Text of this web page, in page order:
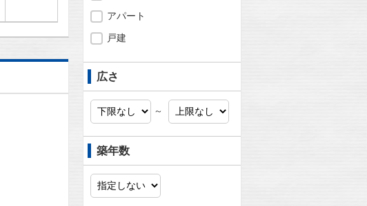
アパート
戸建
広さ
～
築年数